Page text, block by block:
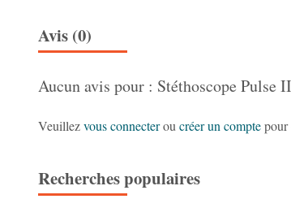
Avis (0)
Aucun avis pour : Stéthoscope
Veuillezvous connecteroucréer un comptepour
Recherches populaires